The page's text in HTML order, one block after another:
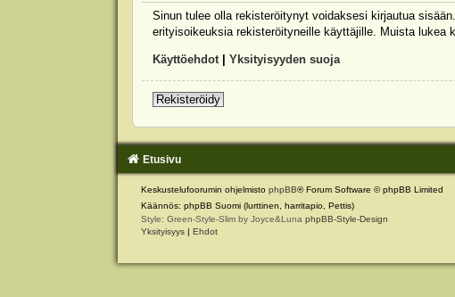
Sinun tulee olla rekisteröitynyt voidaksesi kirjautua
erityisoikeuksia rekisteröityneille käyttäjille. Muista lukea
Käyttöehdot| Yksityisyyden suoja
Rekisteröidy
Etusivu
Keskustelufoorumin ohjelmisto phpBB® Forum Software © phpBB Limited
Käännös: phpBB Suomi (lurttinen, harritapio, Pettis)
Style: Green-Style-Slim by Joyce&Luna phpBB-Style-Design
Yksityisyys | Ehdot